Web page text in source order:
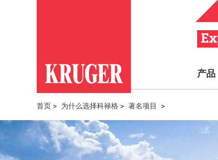
产品
首页 > 为什么选择科禄格 > 著名项目 >